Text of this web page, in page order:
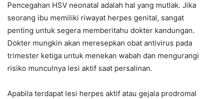
Pencegahan HSV neonatal adalah hal yang mutlak. Jika
seorang ibu memiliki riwayat herpes genital, sangat
penting untuk segera memberitahu dokter kandungan.
Dokter mungkin akan meresepkan obat antivirus pada
trimester ketiga untuk menekan wabah dan mengurangi
risiko munculnya lesi aktif saat persalinan.
Apabila terdapat lesi herpes aktif atau gejala prodromal